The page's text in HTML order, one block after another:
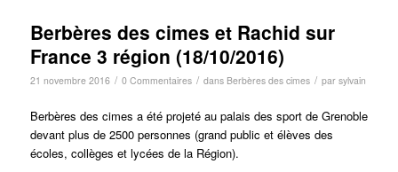
Berbères des cimes et Rachid sur
France 3 région (18/10/2016)
21 novembre 2016 / 0 Commentaires / dans Berbères des cimes / par sylvain
Berbères des cimes a été projeté au palais des sport de Grenoble
devant plus de 2500 personnes (grand public et élèves des
écoles, collèges et lycées de la Région).